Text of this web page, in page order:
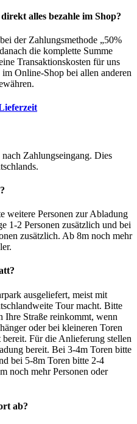
alles bezahle im Shop?
der Zahlungsmethode „50%
die komplette Summe
Transaktionskosten für uns
Online-Shop bei allen anderen
Zahlungseingang. Dies
weitere Personen zur Abladung
1-2 Personen zusätzlich und bei
zusätzlich. Ab 8m noch mehr
ausgeliefert, meist mit
Tour macht. Bitte
Ihre Straße reinkommt, wenn
oder bei kleineren Toren
Für die Anlieferung stellen
bereit. Bei 3-4m Toren bitte
bei 5-8m Toren bitte 2-4
noch mehr Personen oder
ab?